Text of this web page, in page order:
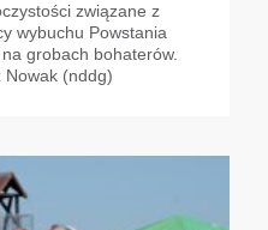
związane z
wybuchu Powstania
grobach bohaterów.
Nowak (nddg)